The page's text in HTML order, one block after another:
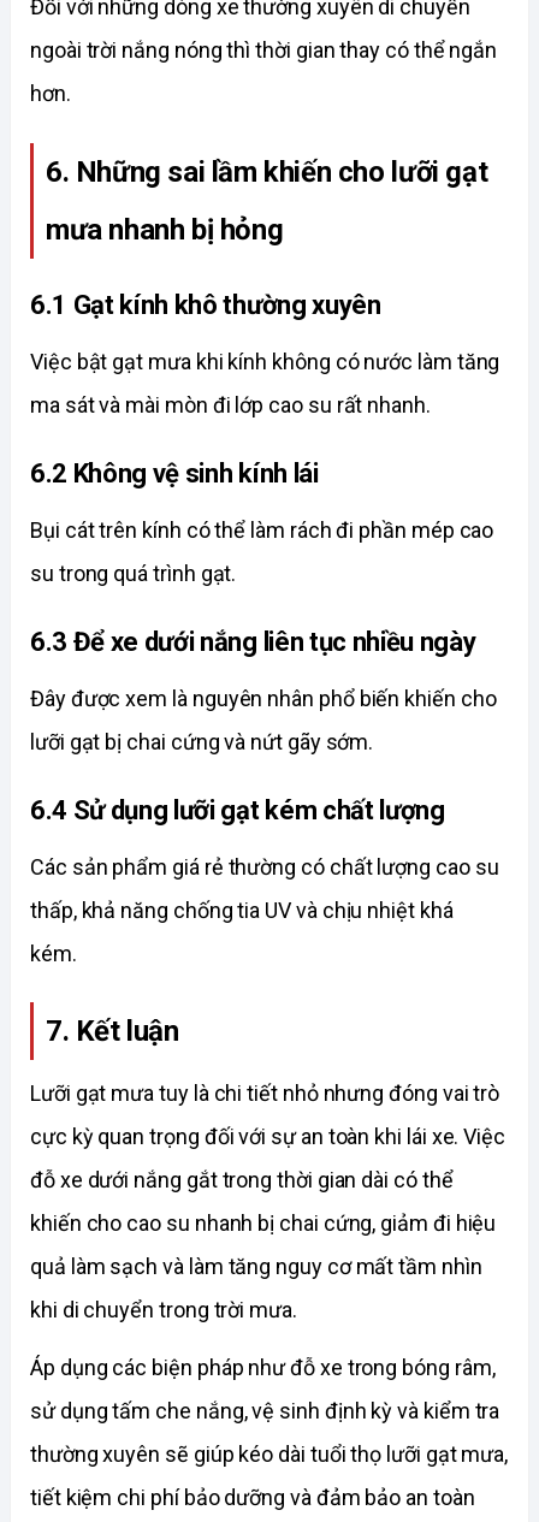
Đối với những dòng xe thường xuyên di chuyển
ngoài trời nắng nóng thì thời gian thay có thể ngắn
hơn.
6. Những sai lầm khiến cho lưỡi gạt
mưa nhanh bị hỏng
6.1 Gạt kính khô thường xuyên
Việc bật gạt mưa khi kính không có nước làm tăng
ma sát và mài mòn đi lớp cao su rất nhanh.
6.2 Không vệ sinh kính lái
Bụi cát trên kính có thể làm rách đi phần mép cao
su trong quá trình gạt.
6.3 Để xe dưới nắng liên tục nhiều ngày
Đây được xem là nguyên nhân phổ biến khiến cho
lưỡi gạt bị chai cứng và nứt gãy sớm.
6.4 Sử dụng lưỡi gạt kém chất lượng
Các sản phẩm giá rẻ thường có chất lượng cao su
thấp, khả năng chống tia UV và chịu nhiệt khá
kém.
7. Kết luận
Lưỡi gạt mưa tuy là chi tiết nhỏ nhưng đóng vai trò
cực kỳ quan trọng đối với sự an toàn khi lái xe. Việc
đỗ xe dưới nắng gắt trong thời gian dài có thể
khiến cho cao su nhanh bị chai cứng, giảm đi hiệu
quả làm sạch và làm tăng nguy cơ mất tầm nhìn
khi di chuyển trong trời mưa.
Áp dụng các biện pháp như đỗ xe trong bóng râm,
sử dụng tấm che nắng, vệ sinh định kỳ và kiểm tra
thường xuyên sẽ giúp kéo dài tuổi thọ lưỡi gạt mưa,
tiết kiệm chi phí bảo dưỡng và đảm bảo an toàn